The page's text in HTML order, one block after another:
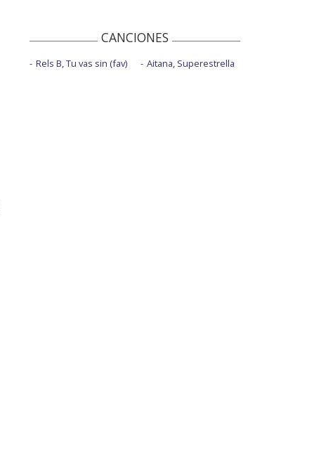
CANCIONES
Rels B, Tu vas sin (fav) Aitana, Superestrella